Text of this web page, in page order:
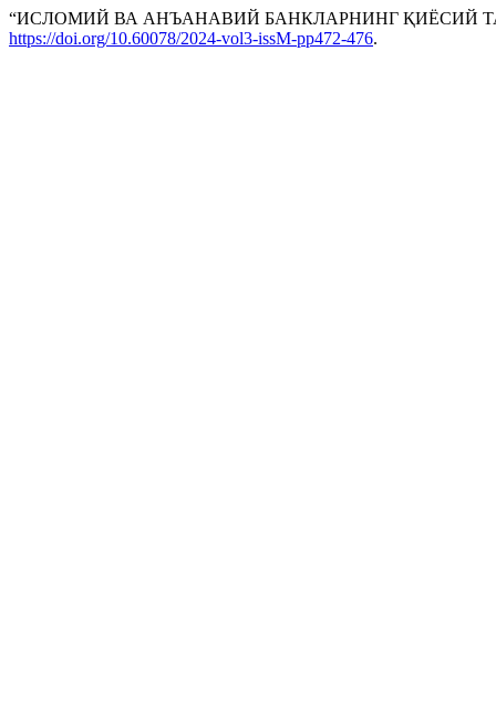
“ИСЛОМИЙ ВА АНЪАНАВИЙ БАНКЛАРНИНГ ҚИЁСИЙ
https://doi.org/10.60078/2024-vol3-issM-pp472-476.